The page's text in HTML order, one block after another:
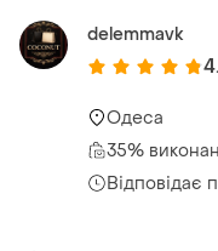
delemmavk
Одеса
35%
Відповідає